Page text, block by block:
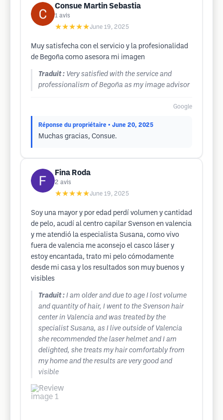
Consue Martin Sebastia
1 avis
★★★★★June 19, 2025
Muy satisfecha con el servicio y la profesionalidad
de Begoña como asesora mi imagen
Traduit : Very satisfied with the service and
professionalism of Begoña as my image advisor
Google
Réponse du propriétaire • June 20, 2025
Muchas gracias, Consue.
Fina Roda
2 avis
★★★★★June 19, 2025
Soy una mayor y por edad perdí volumen y cantidad
de pelo, acudí al centro capilar Svenson en valencia
y me atendió la especialista Susana, como vivo
fuera de valencia me aconsejo el casco láser y
estoy encantada, trato mi pelo cómodamente
desde mi casa y los resultados son muy buenos y
visibles
Traduit : I am older and due to age I lost volume
and quantity of hair, I went to the Svenson hair
center in Valencia and was treated by the
specialist Susana, as I live outside of Valencia
she recommended the laser helmet and I am
delighted, she treats my hair comfortably from
my home and the results are very good and
visible